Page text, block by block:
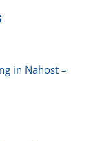
in Nahost –